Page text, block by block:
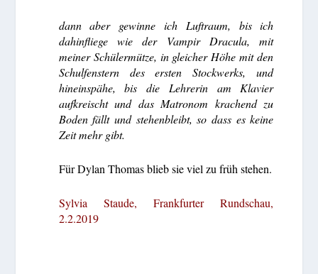
dann aber gewinne ich Luftraum, bis ich
dahinfliege wie der Vampir Dracula, mit
meiner Schülermütze, in gleicher Höhe mit den
Schulfenstern des ersten Stockwerks, und
hineinspähe, bis die Lehrerin am Klavier
aufkreischt und das Matronom krachend zu
Boden fällt und stehenbleibt, so dass es keine
Zeit mehr gibt.
Für Dylan Thomas blieb sie viel zu früh stehen.
Sylvia Staude, Frankfurter Rundschau,
2.2.2019